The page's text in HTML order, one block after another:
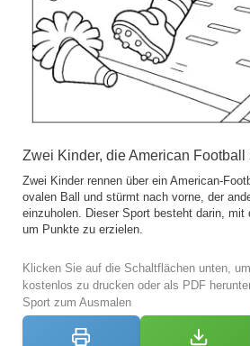
Zwei Kinder, die American Football
Zwei Kinder rennen über ein American-
ovalen Ball und stürmt nach vorne, der
einzuholen. Dieser Sport besteht darin, mit
um Punkte zu erzielen.
Klicken Sie auf die Schaltflächen unten,
kostenlos zu drucken oder als PDF
Sport zum Ausmalen